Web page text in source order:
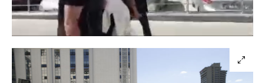
Sesi
Aç
Yüklendi
81.35%
Oynatma
Hızı